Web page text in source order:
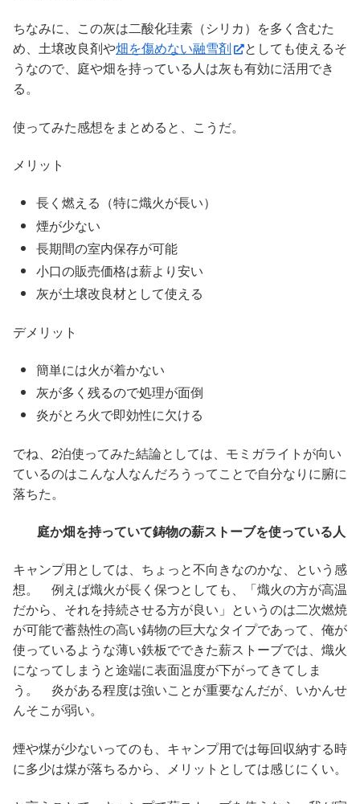
ちなみに、この灰は二酸化珪素（シリカ） を多く含むた
め、土壌改良剤や畑を傷めない融雪剤
としても使えるそ
うなので、庭や畑を持っている人は灰も有効に活用でき
る。
使ってみた感想をまとめると、こうだ。
メリット
長く燃える（特に熾火が長い）
煙が少ない
長期間の室内保存が可能
小口の販売価格は薪より安い
灰が土壌改良材として使える
デメリット
簡単には火が着かない
灰が多く残るので処理が面倒
炎がとろ火で即効性に欠ける
でね、2泊使ってみた結論としては、モミガライトが向い
ているのはこんな人なんだろうってことで自分なりに腑に
落ちた。
庭か畑を持っていて鋳物の薪ストーブを使っている人
キャンプ用としては、ちょっと不向きなのかな、という感
想。 例えば熾火が長く保つとしても、「熾火の方が高温
だから、それを持続させる方が良い」というのは二次燃焼
が可能で蓄熱性の高い鋳物の巨大なタイプであって、俺が
使っているような薄い鉄板でできた薪ストーブでは、熾火
になってしまうと途端に表面温度が下がってきてしま
う。 炎がある程度は強いことが重要なんだが、いかんせ
んそこが弱い。
煙や煤が少ないってのも、キャンプ用では毎回収納する時
に多少は煤が落ちるから、メリットとしては感じにくい。